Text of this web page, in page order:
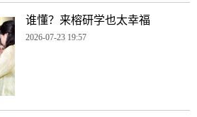
谁懂？来榕研学也太幸福
2026-07-23 19:57